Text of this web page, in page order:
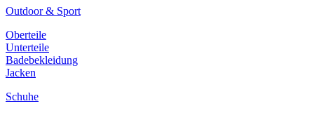
Outdoor & Sport
Oberteile
Unterteile
Badebekleidung
Jacken
Schuhe